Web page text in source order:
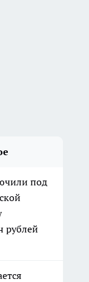
под
рублей